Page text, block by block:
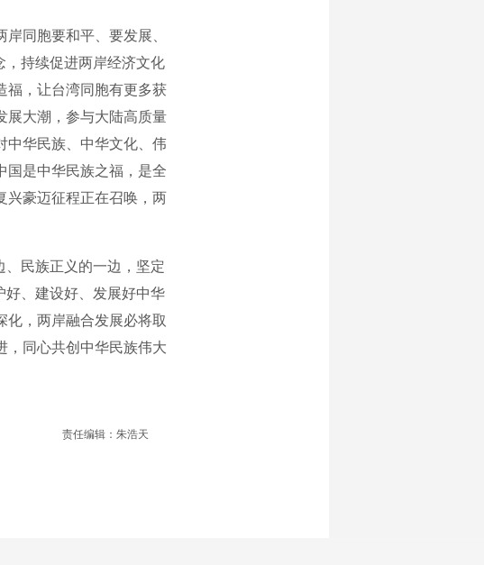
同胞要和平、要发展、
，持续促进两岸经济文化
福，让台湾同胞有更多获
展大潮，参与大陆高质量
中华民族、中华文化、伟
国是中华民族之福，是全
兴豪迈征程正在召唤，两
民族正义的一边，坚定
好、建设好、发展好中华
化，两岸融合发展必将取
，同心共创中华民族伟大
责任编辑：朱浩天